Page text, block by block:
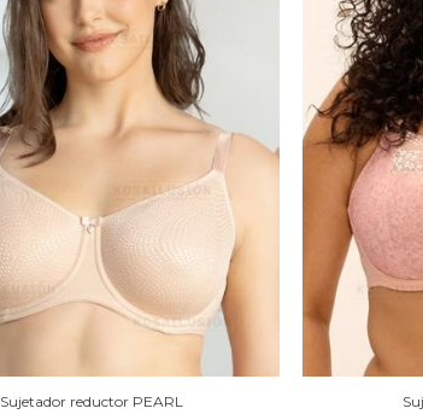
Sujetador reductor PEARL